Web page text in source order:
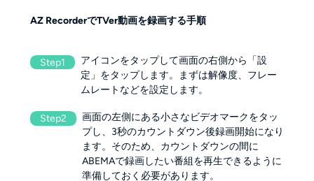
AZ RecorderでTVer動画を録画する手順
Step1
アイコンをタップして画面の右側から「設
定」をタップします。まずは解像度、フレー
ムレートなどを設定します。
Step2
画面の左側にある小さなビデオマークをタッ
プし、3秒のカウントダウン後録画開始になり
ます。そのため、カウントダウンの間に
ABEMAで録画したい番組を再生できるように
準備しておく必要があります。